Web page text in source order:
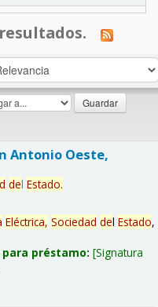
Antonio Oeste,
del Estado.
Eléctrica, Sociedad del Estado,
préstamo: Signatura